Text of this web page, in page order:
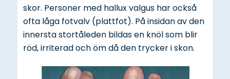
skor. Personer med hallux valgus har också
ofta låga fotvalv (plattfot). På insidan av den
innersta stortåleden bildas en knöl som blir
röd, irriterad och öm då den trycker i skon.